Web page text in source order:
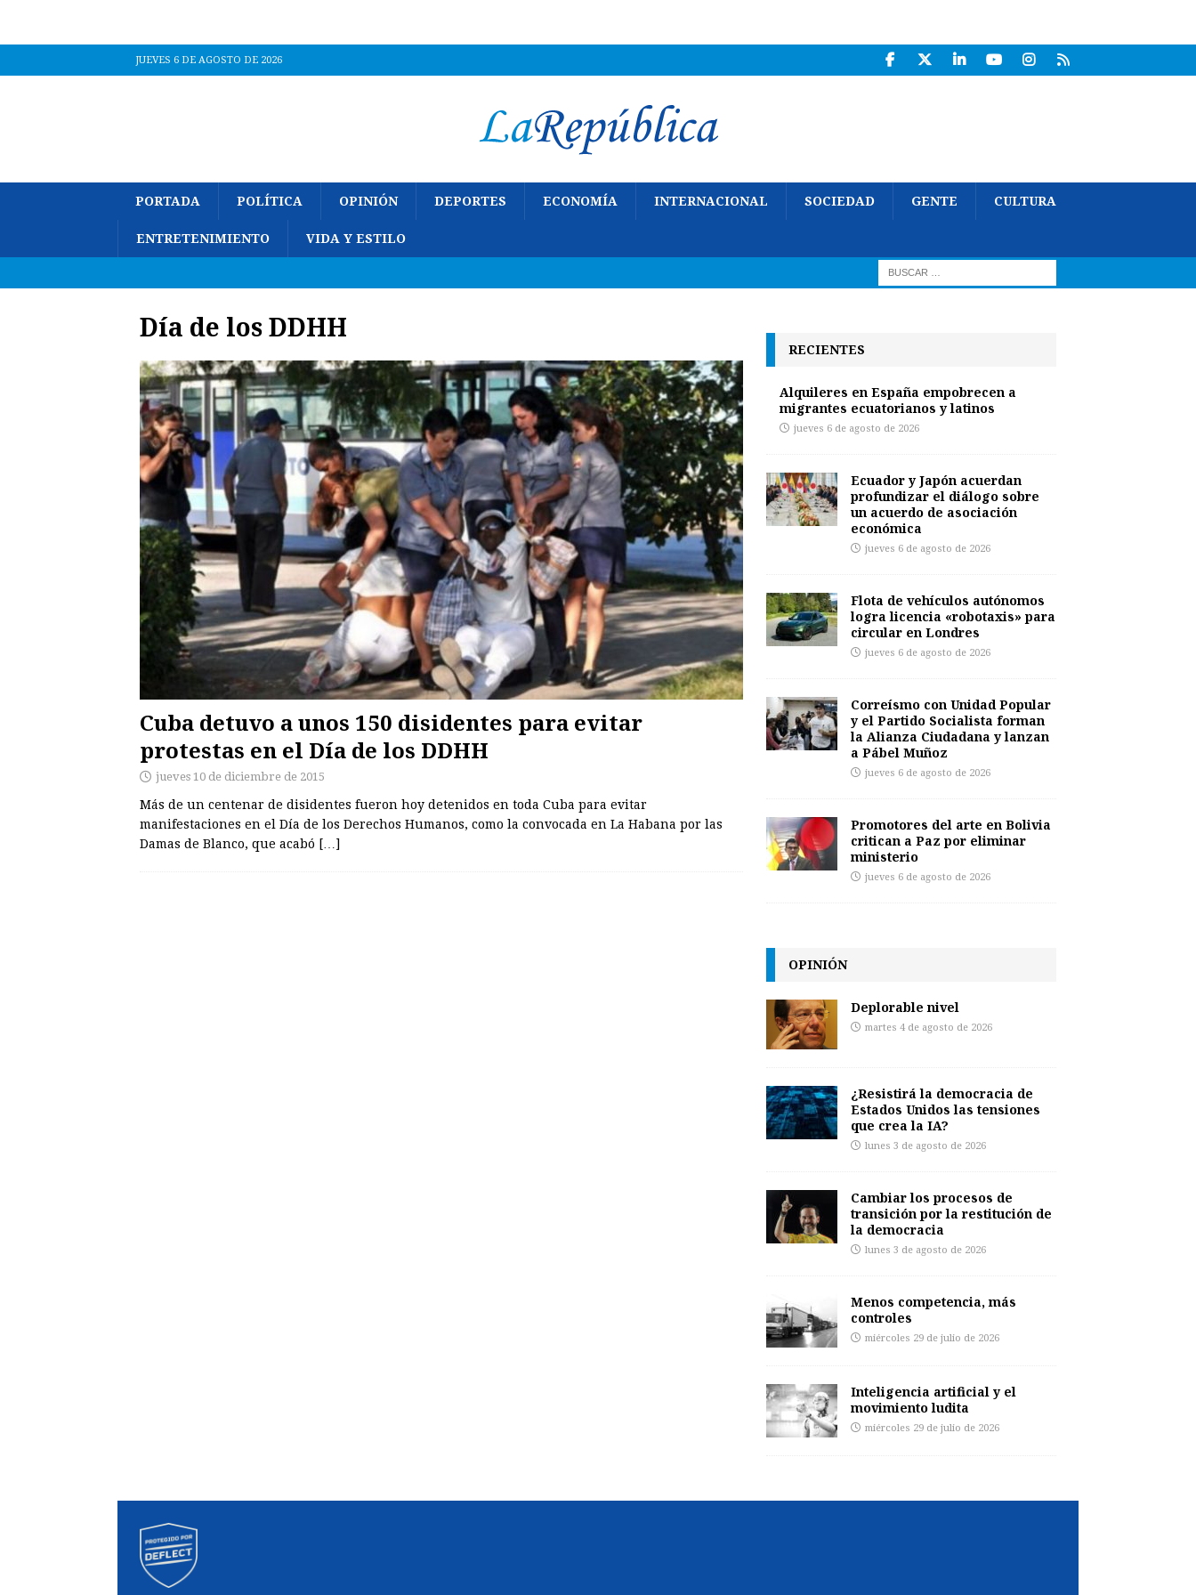
JUEVES 6 DE AGOSTO DE 2026
PORTADA POLÍTICA OPINIÓN DEPORTES ECONOMÍA INTERNACIONAL SOCIEDAD GENTE CULTURA
ENTRETENIMIENTO VIDA Y ESTILO
Día de los DDHH
Cuba detuvo a unos 150 disidentes para evitar
protestas en el Día de los DDHH
jueves 10 de diciembre de 2015
Más de un centenar de disidentes fueron hoy detenidos en toda Cuba para evitar
manifestaciones en el Día de los Derechos Humanos, como la convocada en La Habana por las
Damas de Blanco, que acabó […]
RECIENTES
Alquileres en España empobrecen a
migrantes ecuatorianos y latinos
jueves 6 de agosto de 2026
Ecuador y Japón acuerdan
profundizar el diálogo sobre
un acuerdo de asociación
económica
jueves 6 de agosto de 2026
Flota de vehículos autónomos
logra licencia «robotaxis» para
circular en Londres
jueves 6 de agosto de 2026
Correísmo con Unidad Popular
y el Partido Socialista forman
la Alianza Ciudadana y lanzan
a Pábel Muñoz
jueves 6 de agosto de 2026
Promotores del arte en Bolivia
critican a Paz por eliminar
ministerio
jueves 6 de agosto de 2026
OPINIÓN
Deplorable nivel
martes 4 de agosto de 2026
¿Resistirá la democracia de
Estados Unidos las tensiones
que crea la IA?
lunes 3 de agosto de 2026
Cambiar los procesos de
transición por la restitución de
la democracia
lunes 3 de agosto de 2026
Menos competencia, más
controles
miércoles 29 de julio de 2026
Inteligencia artificial y el
movimiento ludita
miércoles 29 de julio de 2026